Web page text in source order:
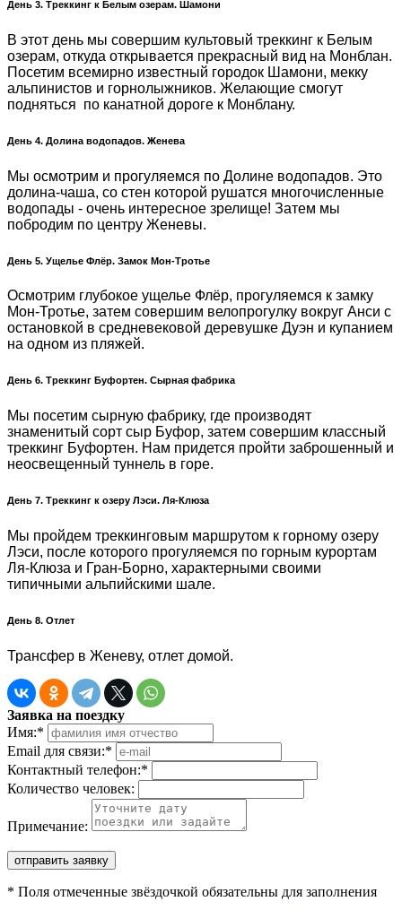
День 3. Треккинг к Белым озерам. Шамони
В этот день мы совершим культовый треккинг к Белым
озерам, откуда открывается прекрасный вид на Монблан.
Посетим всемирно известный городок Шамони, мекку
альпинистов и горнолыжников. Желающие смогут
подняться по канатной дороге к Монблану.
День 4. Долина водопадов. Женева
Мы осмотрим и прогуляемся по Долине водопадов. Это
долина-чаша, со стен которой рушатся многочисленные
водопады - очень интересное зрелище! Затем мы
побродим по центру Женевы.
День 5. Ущелье Флёр. Замок Мон-Тротье
Осмотрим глубокое ущелье Флёр, прогуляемся к замку
Мон-Тротье, затем совершим велопрогулку вокруг Анси с
остановкой в средневековой деревушке Дуэн и купанием
на одном из пляжей.
День 6. Треккинг Буфортен. Сырная фабрика
Мы посетим сырную фабрику, где производят
знаменитый сорт сыр Буфор, затем совершим классный
треккинг Буфортен. Нам придется пройти заброшенный и
неосвещенный туннель в горе.
День 7. Треккинг к озеру Лэси. Ля-Клюза
Мы пройдем треккинговым маршрутом к горному озеру
Лэси, после которого прогуляемся по горным курортам
Ля-Клюза и Гран-Борно, характерными своими
типичными альпийскими шале.
День 8. Отлет
Трансфер в Женеву, отлет домой.
Заявка на поездку
Имя:*
Email для связи:*
Контактный телефон:*
Количество человек:
Примечание:
отправить заявку
* Поля отмеченные звёздочкой обязательны для заполнения